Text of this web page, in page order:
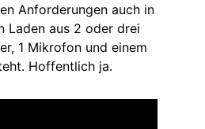
Anforderungen auch in
Laden aus 2 oder drei
1 Mikrofon und einem
Hoffentlich ja.